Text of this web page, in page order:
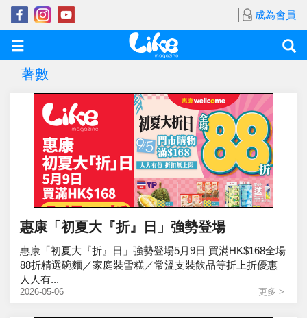
成為會員
著數
惠康「初夏大『折』日」強勢登場
惠康「初夏大『折』日」強勢登場5月9日 買滿HK$168全場
88折精選碗麵／家庭裝雪糕／常溫支裝飲品等折上折優惠
人人有...
2026-05-06 更多 >